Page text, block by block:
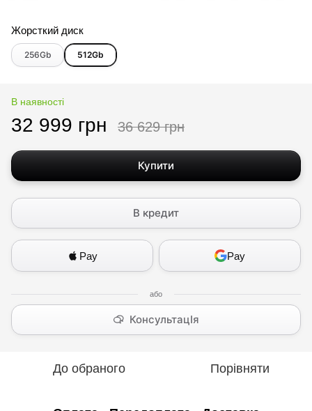
Жорсткий диск
256Gb 512Gb
В наявності
32 999 грн 36 629 грн
Купити
В кредит
Pay Pay
КонсультацІя
До обраного Порівняти